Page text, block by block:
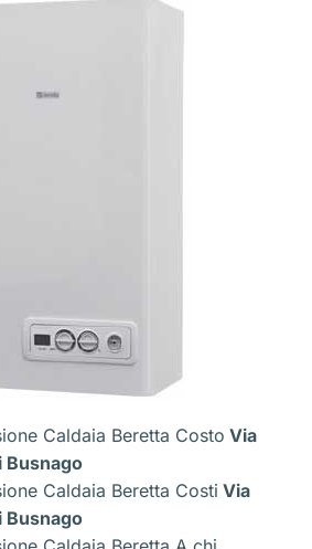
Caldaia Beretta Costo Via
Busnago
Caldaia Beretta Costi Via
Busnago